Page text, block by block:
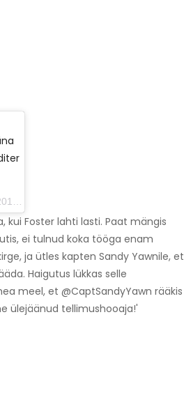
Foster lahti lasti. Paat mängis
ei tulnud koka tööga enam
ja ütles kapten Sandy Yawnile, et
Haigutus lükkas selle
meel, et @CaptSandyYawn rääkis
ülejäänud tellimushooaja!'